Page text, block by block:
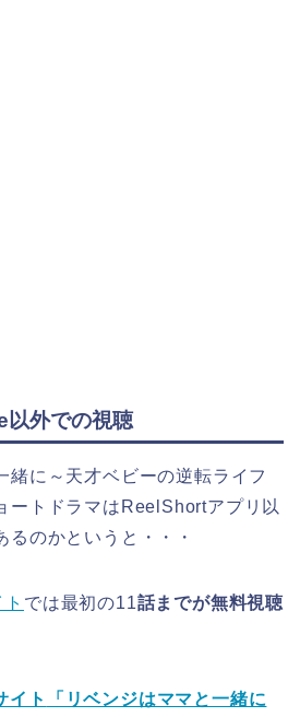
以外での視聴
緒に～天才ベビーの逆転ライフ
ートドラマはReelShortアプリ以
のかというと・・・
では最初の11話までが無料視聴
イト
「リベンジはママと一緒に